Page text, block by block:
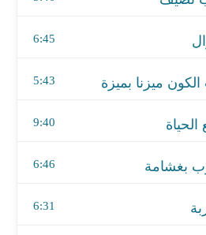
6:45
5:43
9:40
6:46
الغربة
6:31
قرار وزاري
اسود ارضنا